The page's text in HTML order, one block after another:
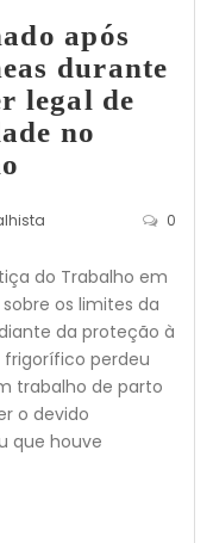
após
durante
legal de
no
0
do Trabalho em
os limites da
da proteção à
perdeu
trabalho de parto
o devido
que houve